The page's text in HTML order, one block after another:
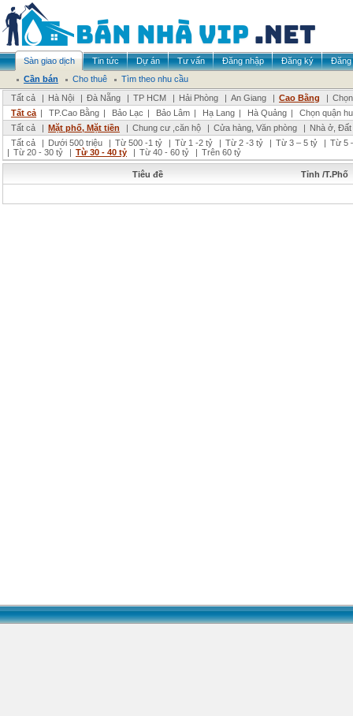
Sàn giao dịch Tin tức Dự án Tư vấn Đăng nhập Đăng ký
Đăng
Cần bán
Cho thuê
Tìm theo nhu cầu
Tất cả
| Hà Nội | Đà Nẵng | TP HCM | Hải Phòng | An Giang | Cao Bằng |
Tất cả | TP.Cao Bằng | Bảo Lạc | Bảo Lâm | Hạ Lang | Hà Quảng |
Chọn quận
Tất cả
| Mặt phố, Mặt tiền | Chung cư ,căn hộ | Cửa hàng, Văn phòng | Nhà ở,
Tất cả
| Dưới 500 triệu | Từ 500 -1 tỷ | Từ 1 -2 tỷ | Từ 2 -3 tỷ | Từ 3 – 5 tỷ | Từ 5
| Từ 20 - 30 tỷ | Từ 30 - 40 tỷ | Từ 40 - 60 tỷ | Trên 60 tỷ
Tiêu đề Tỉnh /T.Phố